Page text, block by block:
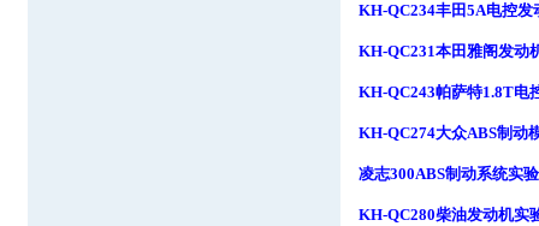
KH-QC234丰田 5A电控发
KH-QC231本田雅阁发动
KH-QC243帕萨特1.8T电
KH-QC274大众ABS制动
凌志300ABS制动系统实
KH-QC280柴油发动机实